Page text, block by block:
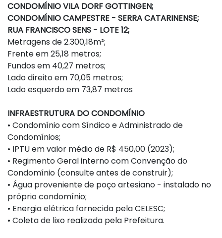
CONDOMÍNIO VILA DORF GOTTINGEN;
CONDOMÍNIO CAMPESTRE - SERRA CATARINENSE;
RUA FRANCISCO SENS - LOTE 12;
Metragens de 2.300,18m²;
Frente em 25,18 metros;
Fundos em 40,27 metros;
Lado direito em 70,05 metros;
Lado esquerdo em 73,87 metros
INFRAESTRUTURA DO CONDOMÍNIO
• Condomínio com Síndico e Administrado de
Condomínios;
• IPTU em valor médio de R$ 450,00 (2023);
• Regimento Geral interno com Convenção do
Condomínio (consulte antes de construir);
• Água proveniente de poço artesiano - instalado no
próprio condomínio;
• Energia elétrica fornecida pela CELESC;
• Coleta de lixo realizada pela Prefeitura.